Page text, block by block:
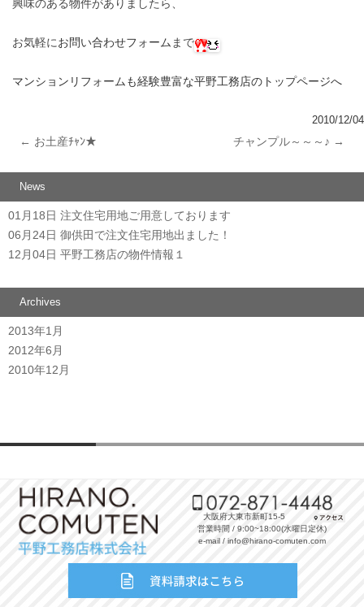
興味のある物件がありましたら、
お気軽にお問い合わせフォーム まで
マンションリフォームも経験豊富な平野工務店のトップページへ
2010/12/04
← お土産ﾁｬﾝ★ チャンプル～～～♪ →
News
01月18日 注文住宅用地ご用意しております
06月24日 御供田で注文住宅用地出ました！
12月04日 平野工務店の物件情報１
Archives
2013年1月
2012年6月
2010年12月
大阪府大東市新町15-5
営業時間 / 9:00~18:00(水曜日定休)
e-mail / info@hirano-comuten.com